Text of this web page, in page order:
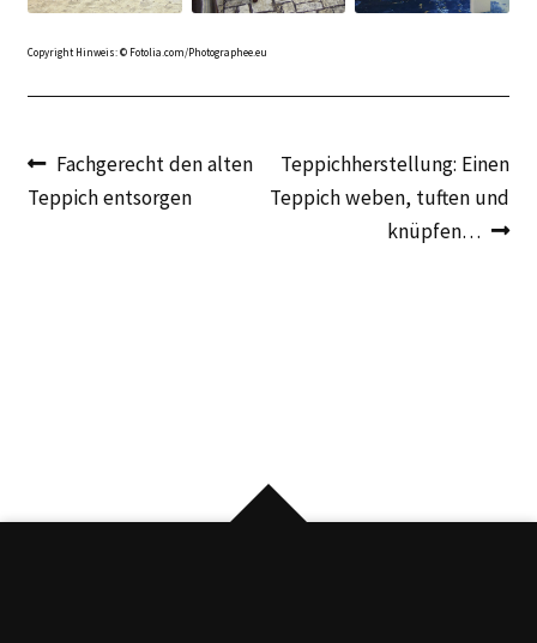
Copyright Hinweis: © Fotolia.com/Photographee.eu
Beitragsnavigation
Vorheriger
Beitrag:
Fachgerecht den alten
Teppich entsorgen
Nächster
Beitrag:
Teppichherstellung: Einen
Teppich weben, tuften und
knüpfen…